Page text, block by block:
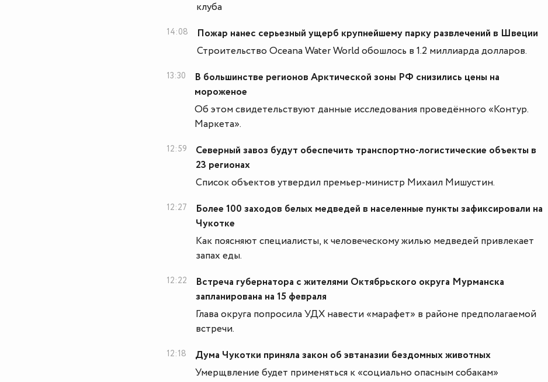
клуба
14:08
Пожар нанес серьезный ущерб крупнейшему парку развлечений в Швеции
Строительство Oceana Water World обошлось в 1.2 миллиарда долларов.
13:30
В большинстве регионов Арктической зоны РФ снизились цены на
мороженое
Об этом свидетельствуют данные исследования проведённого «Контур.
Маркета».
12:59
Северный завоз будут обеспечить транспортно-логистические объекты в
23 регионах
Список объектов утвердил премьер-министр Михаил Мишустин.
12:27
Более 100 заходов белых медведей в населенные пункты зафиксировали на
Чукотке
Как поясняют специалисты, к человеческому жилью медведей привлекает
запах еды.
12:22
Встреча губернатора с жителями Октябрьского округа Мурманска
запланирована на 15 февраля
Глава округа попросила УДХ навести «марафет» в районе предполагаемой
встречи.
12:18
Дума Чукотки приняла закон об эвтаназии бездомных животных
Умерщвление будет применяться к «социально опасным собакам»